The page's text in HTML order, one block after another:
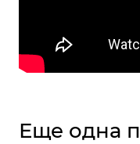
Еще одна